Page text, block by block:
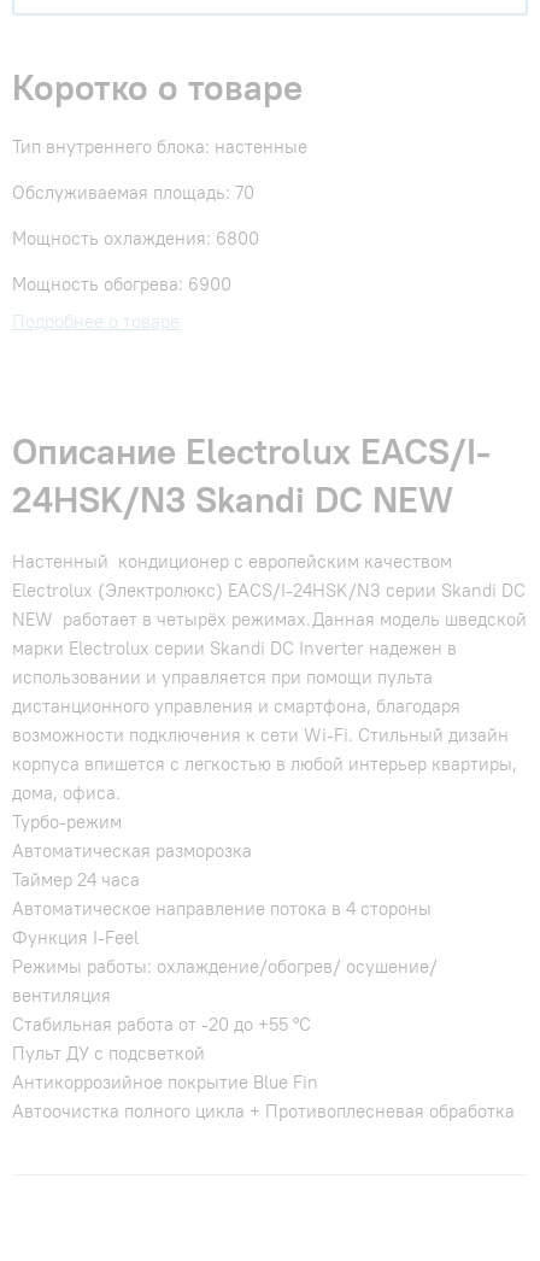
Коротко о товаре
Тип внутреннего блока: настенные
Обслуживаемая площадь: 70
Мощность охлаждения: 6800
Мощность обогрева: 6900
Подробнее о товаре
Описание Electrolux EACS/I-
24HSK/N3 Skandi DC NEW
Настенный кондиционер с европейским качеством
Electrolux (Электролюкс) EACS/I-24HSK/N3 серии Skandi DC
NEW работает в четырёх режимах.Данная модель шведской
марки Electrolux серии Skandi DC Inverter надежен в
использовании и управляется при помощи пульта
дистанционного управления и смартфона, благодаря
возможности подключения к сети Wi-Fi. Стильный дизайн
корпуса впишется с легкостью в любой интерьер квартиры,
дома, офиса.
Турбо-режим
Автоматическая разморозка
Таймер 24 часа
Автоматическое направление потока в 4 стороны
Функция I-Feel
Режимы работы: охлаждение/обогрев/ осушение/
вентиляция
Стабильная работа от -20 до +55 °C
Пульт ДУ с подсветкой
Антикоррозийное покрытие Blue Fin
Автоочистка полного цикла + Противоплесневая обработка